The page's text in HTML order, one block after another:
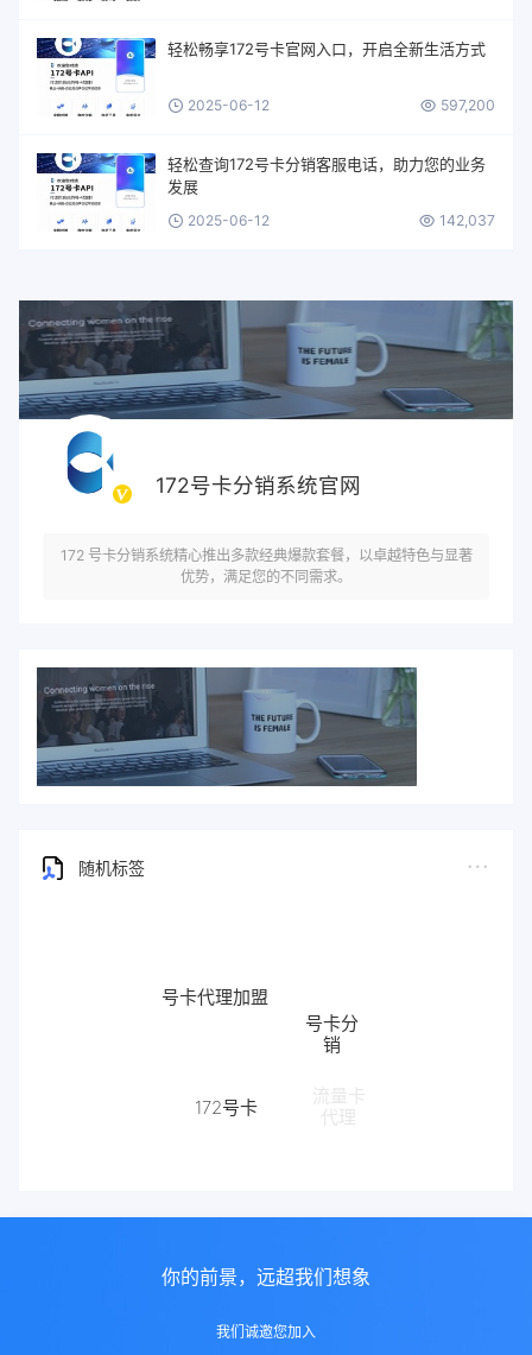
轻松畅享172号卡官网入口，开启全新生活方式
2025-06-12 597,200
轻松查询172号卡分销客服电话，助力您的业务
发展
2025-06-12 142,037
172号卡分销系统官网
172 号卡分销系统精心推出多款经典爆款套餐，以卓越特色与显著
优势，满足您的不同需求。
随机标签
销
流量卡
代理
你的前景，远超我们想象
我们诚邀您加入